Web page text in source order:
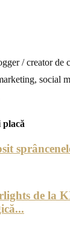
/ creator de
social
placă
de la